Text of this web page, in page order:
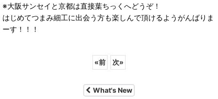
※大阪サンセイと京都は直接葉ちっくへどうぞ！
はじめてつまみ細工に出会う方も楽しんで頂けるようがんばりま
ーす！！！
«前 次»
What's New